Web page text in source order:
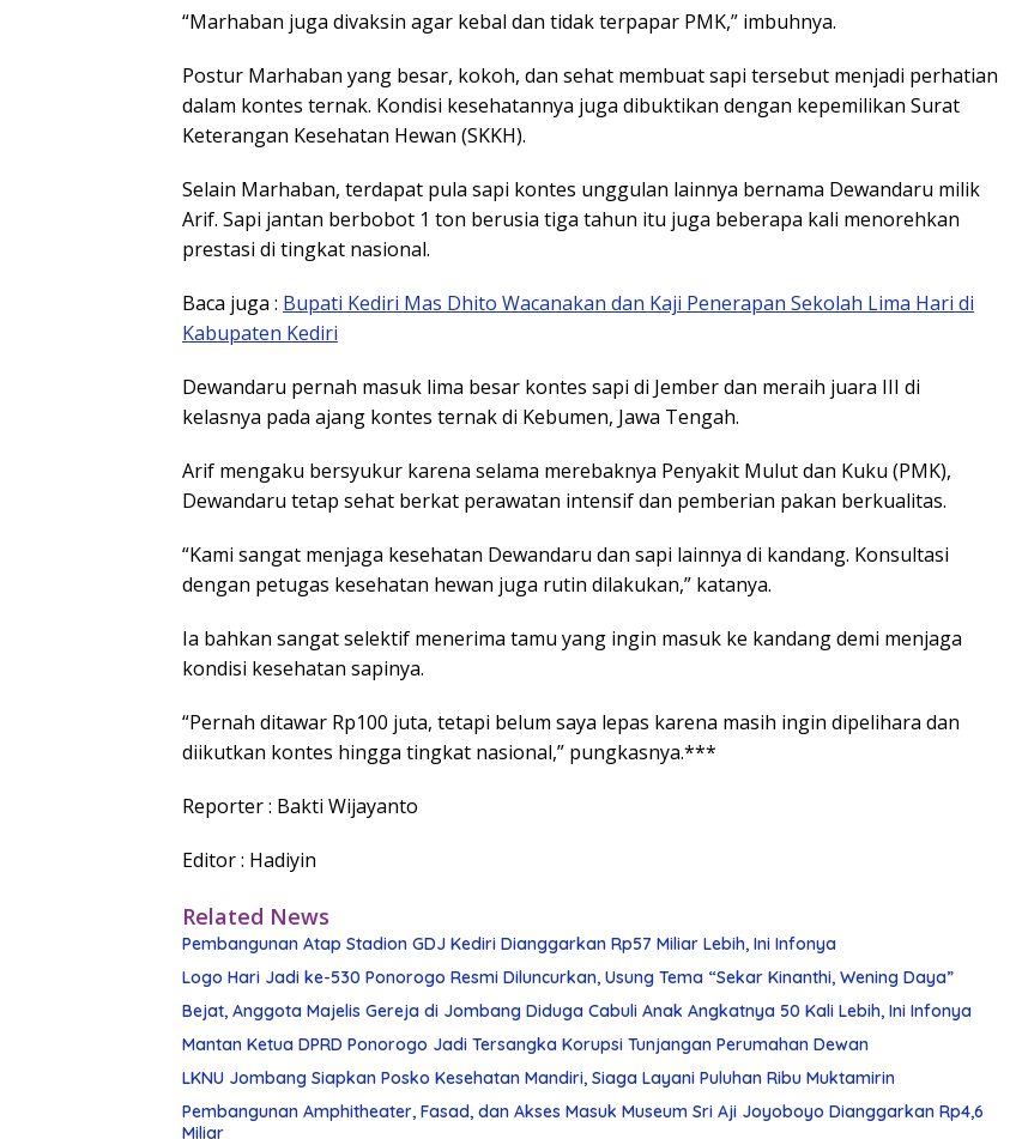
“Marhaban juga divaksin agar kebal dan tidak terpapar PMK,” imbuhnya.
Postur Marhaban yang besar, kokoh, dan sehat membuat sapi tersebut menjadi perhatian
dalam kontes ternak. Kondisi kesehatannya juga dibuktikan dengan kepemilikan Surat
Keterangan Kesehatan Hewan (SKKH).
Selain Marhaban, terdapat pula sapi kontes unggulan lainnya bernama Dewandaru milik
Arif. Sapi jantan berbobot 1 ton berusia tiga tahun itu juga beberapa kali menorehkan
prestasi di tingkat nasional.
Baca juga : Bupati Kediri Mas Dhito Wacanakan dan Kaji Penerapan Sekolah Lima Hari di
Kabupaten Kediri
Dewandaru pernah masuk lima besar kontes sapi di Jember dan meraih juara III di
kelasnya pada ajang kontes ternak di Kebumen, Jawa Tengah.
Arif mengaku bersyukur karena selama merebaknya Penyakit Mulut dan Kuku (PMK),
Dewandaru tetap sehat berkat perawatan intensif dan pemberian pakan berkualitas.
“Kami sangat menjaga kesehatan Dewandaru dan sapi lainnya di kandang. Konsultasi
dengan petugas kesehatan hewan juga rutin dilakukan,” katanya.
Ia bahkan sangat selektif menerima tamu yang ingin masuk ke kandang demi menjaga
kondisi kesehatan sapinya.
“Pernah ditawar Rp100 juta, tetapi belum saya lepas karena masih ingin dipelihara dan
diikutkan kontes hingga tingkat nasional,” pungkasnya.***
Reporter : Bakti Wijayanto
Editor : Hadiyin
Related News
Pembangunan Atap Stadion GDJ Kediri Dianggarkan Rp57 Miliar Lebih, Ini Infonya
Logo Hari Jadi ke-530 Ponorogo Resmi Diluncurkan, Usung Tema “Sekar Kinanthi, Wening Daya”
Bejat, Anggota Majelis Gereja di Jombang Diduga Cabuli Anak Angkatnya 50 Kali Lebih, Ini Infonya
Mantan Ketua DPRD Ponorogo Jadi Tersangka Korupsi Tunjangan Perumahan Dewan
LKNU Jombang Siapkan Posko Kesehatan Mandiri, Siaga Layani Puluhan Ribu Muktamirin
Pembangunan Amphitheater, Fasad, dan Akses Masuk Museum Sri Aji Joyoboyo Dianggarkan Rp4,6
Miliar